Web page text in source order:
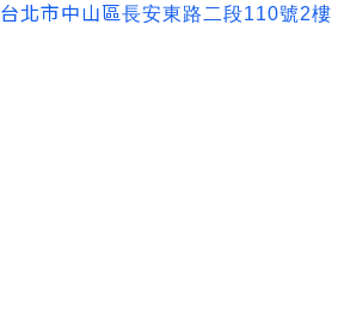
台北市中山區長安東路二段110號2樓